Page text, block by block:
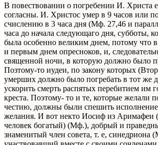
В повествовании о погребении И. Христа
согласны. И. Христос умер в 9 часов или
счислению в 3 часа дня (Мф. 27,46 и
часа до начала следующаго дня, субботы,
была особенно великим днем, потому что
и первым днем опресноков, и,
священной ночи, в которую должно было
Позтому-то иудеи, по закону которых
умерших должно было погребать в тот же
ускорить смерть распятых перебитием им
креста. Поэтому- то и те, которые желали
честию, должны были спешить
желания. И вот некто Иосиф из Аримафеи
человек богатый) (Мф.), добрый и
знаменитый член совета, т. е, синедриона